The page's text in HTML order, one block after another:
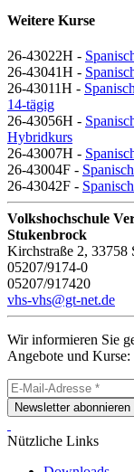
Weitere Kurse
26-43022H -
26-43041H -
26-43011H -
14-tägig
26-43056H -
Hybridkurs
26-43007H -
26-43004F -
26-43042F -
Volkshochschule
Stukenbrock
Kirchstraße 2, 33758
05207/9174-0
05207/917420
vhs-vhs@gt-net.de
Wir informieren Sie
Angebote und Kurse:
Newsletter abonnieren
Nützliche Links